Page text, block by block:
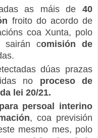
as máis de 40
froito do acordo de
coa Xunta, polo
sairán comisión de
dúas prazas
no proceso de
lei 20/21.
persoal interino
, coa previsión
mesmo mes, polo